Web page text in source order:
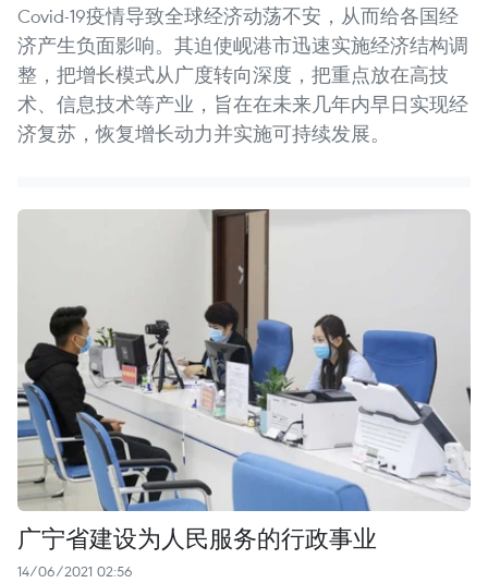
Covid-19疫情导致全球经济动荡不安，从而给各国经
济产生负面影响。其迫使岘港市迅速实施经济结构调
整，把增长模式从广度转向深度，把重点放在高技
术、信息技术等产业，旨在在未来几年内早日实现经
济复苏，恢复增长动力并实施可持续发展。
广宁省建设为人民服务的行政事业
14/06/2021 02:56